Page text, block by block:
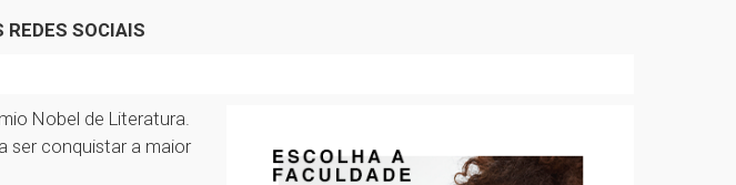
REDES SOCIAIS
Nobel de Literatura.
ser conquistar a maior